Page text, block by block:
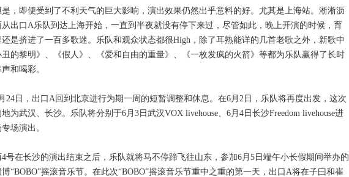
即便受到了不利天气的巨大影响，演出效果仍然出乎意料的好。尤其是上海站。淅淅沥
出口A乐队到达上海开始，一直到半夜就没有停下来过，尽管如此，晚上开演的时候，育
是挤进了一百多歌迷。乐队和观众状态都很High，除了耳熟能详的几首老歌之外，新歌中
丑的黎明》、《假人》、《爱和自由的重量》、《一枚发疯的火箭》等都为乐队赢得了长时
和喝彩。
日，出口A回到北京进行为期一周的短暂调整和休息。在6月2日，乐队将再度出发，这次
为武汉、长沙。乐队将分别于6月3日武汉VOX livehouse、6月4日长沙Freedom livehouse进
场演出。
在长沙的演出结束之后，乐队就将马不停蹄飞往山东，参加6月5日端午小长假期间举办的
“BOBO”摇滚音乐节。在此次“BOBO”摇滚音乐节重中之重的第一天，出口A将在子曰和崔